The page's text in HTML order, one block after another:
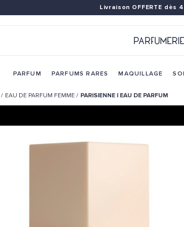
Livraison OFFERTE dès
PARFUM PARFUMS RARES MAQUILLAGE
EAU DE PARFUM FEMME PARISIENNE | EAU DE PARFUM